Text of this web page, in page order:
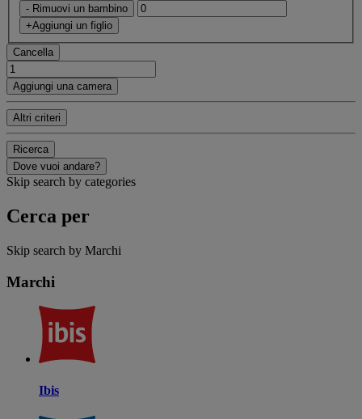
- Rimuovi un bambino
+Aggiungi un figlio
Cancella
Aggiungi una camera
Altri criteri
Ricerca
Dove vuoi andare?
Skip search by categories
Cerca per
Skip search by Marchi
Marchi
Ibis